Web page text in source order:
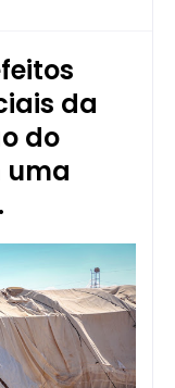
da
do
uma